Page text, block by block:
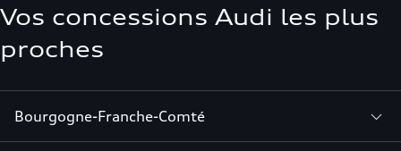
Vos concessions Audi les plus
proches
Bourgogne-Franche-Comté